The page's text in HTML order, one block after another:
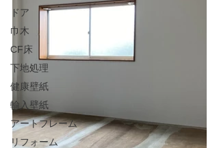
ドア
巾木
CF床
下地処理
健康壁紙
輸入壁紙
アートフレーム
リフォーム